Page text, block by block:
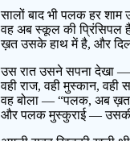
सालों बाद भी पलक हर
वह अब स्कूल की प्रिंसिपल
ख़त उसके हाथ में है, और दिल
उस रात उसने सपना देखा —
वही राज, वही मुस्कान, वही
वह बोला — “पलक, अब ख़त
और पलक मुस्कुराई —